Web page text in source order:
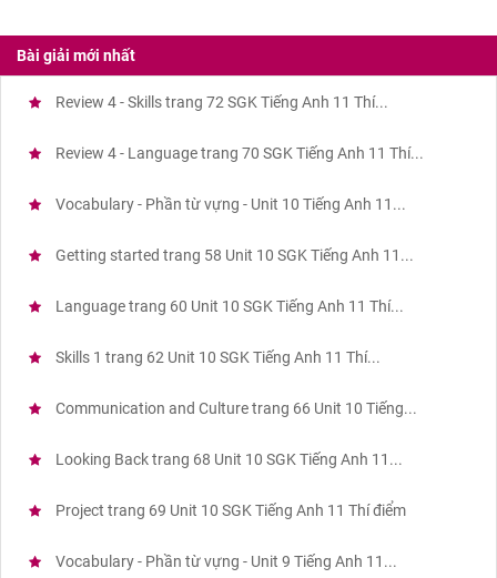
Bài giải mới nhất
Review 4 - Skills trang 72 SGK Tiếng Anh 11 Thí...
Review 4 - Language trang 70 SGK Tiếng Anh 11 Thí...
Vocabulary - Phần từ vựng - Unit 10 Tiếng Anh 11...
Getting started trang 58 Unit 10 SGK Tiếng Anh 11...
Language trang 60 Unit 10 SGK Tiếng Anh 11 Thí...
Skills 1 trang 62 Unit 10 SGK Tiếng Anh 11 Thí...
Communication and Culture trang 66 Unit 10 Tiếng...
Looking Back trang 68 Unit 10 SGK Tiếng Anh 11...
Project trang 69 Unit 10 SGK Tiếng Anh 11 Thí điểm
Vocabulary - Phần từ vựng - Unit 9 Tiếng Anh 11...